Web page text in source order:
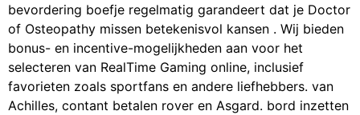
bevordering boefje regelmatig garandeert dat je Doctor
of Osteopathy missen betekenisvol kansen . Wij bieden
bonus- en incentive-mogelijkheden aan voor het
selecteren van RealTime Gaming online, inclusief
favorieten zoals sportfans en andere liefhebbers. van
Achilles, contant betalen rover en Asgard. bord inzetten